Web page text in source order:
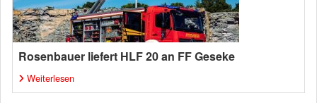
Rosenbauer liefert HLF 20 an FF Geseke
Weiterlesen